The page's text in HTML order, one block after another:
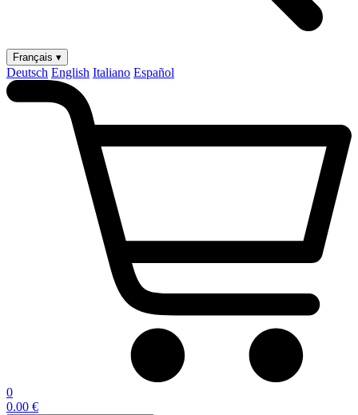
Français ▾
Deutsch English Italiano Español
0
0.00 €